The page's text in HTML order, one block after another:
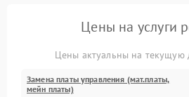
Цены на услуги
Цены актуальны на текущую
Замена платы управления (мат.платы,
мейн платы)